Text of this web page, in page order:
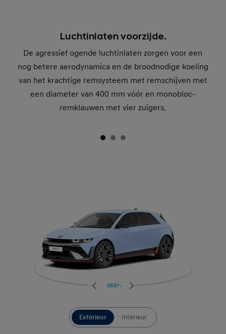
Luchtinlaten voorzijde.
De agressief ogende luchtinlaten zorgen voor een
nog betere aerodynamica en de broodnodige koeling
van het krachtige remsysteem met remschijven met
een diameter van 400 mm vóór en monobloc-
remklauwen met vier zuigers.
360°
Exterieur Interieur